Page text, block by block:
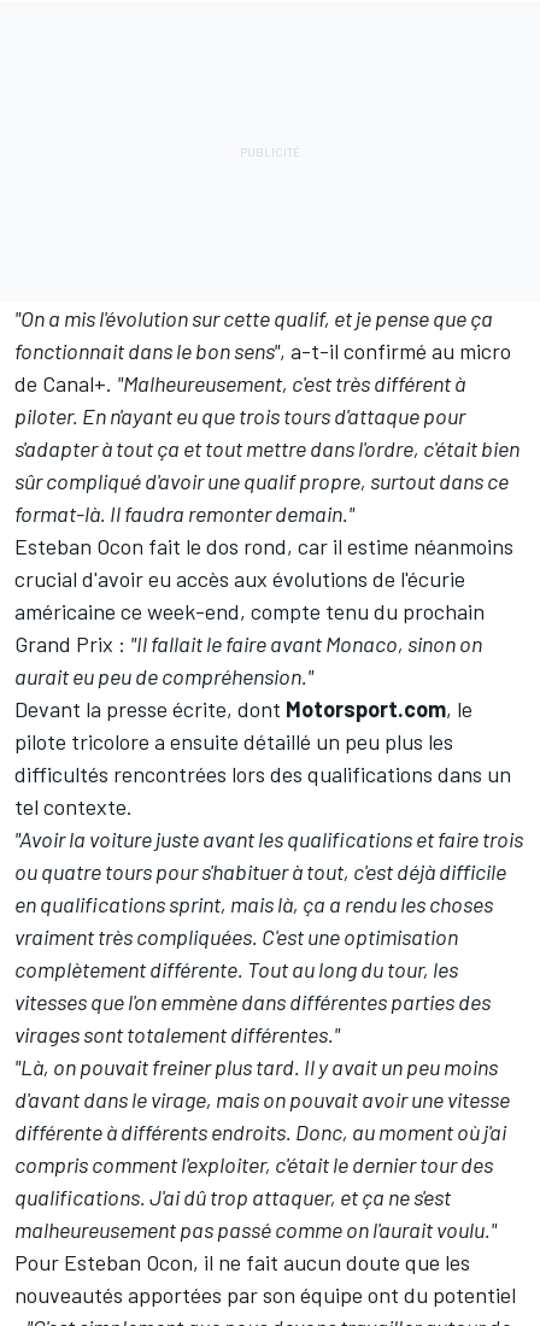
"On a mis l'évolution sur cette qualif, et je pense que ça
fonctionnait dans le bon sens", a-t-il confirmé au micro
de Canal+. "Malheureusement, c'est très différent à
piloter. En n'ayant eu que trois tours d'attaque pour
s'adapter à tout ça et tout mettre dans l'ordre, c'était bien
sûr compliqué d'avoir une qualif propre, surtout dans ce
format-là. Il faudra remonter demain."
Esteban Ocon fait le dos rond, car il estime néanmoins
crucial d'avoir eu accès aux évolutions de l'écurie
américaine ce week-end, compte tenu du prochain
Grand Prix : "Il fallait le faire avant Monaco, sinon on
aurait eu peu de compréhension."
Devant la presse écrite, dont Motorsport.com, le
pilote tricolore a ensuite détaillé un peu plus les
difficultés rencontrées lors des qualifications dans un
tel contexte.
"Avoir la voiture juste avant les qualifications et faire trois
ou quatre tours pour s'habituer à tout, c'est déjà difficile
en qualifications sprint, mais là, ça a rendu les choses
vraiment très compliquées. C'est une optimisation
complètement différente. Tout au long du tour, les
vitesses que l'on emmène dans différentes parties des
virages sont totalement différentes."
"Là, on pouvait freiner plus tard. Il y avait un peu moins
d'avant dans le virage, mais on pouvait avoir une vitesse
différente à différents endroits. Donc, au moment où j'ai
compris comment l'exploiter, c'était le dernier tour des
qualifications. J'ai dû trop attaquer, et ça ne s'est
malheureusement pas passé comme on l'aurait voulu."
Pour Esteban Ocon, il ne fait aucun doute que les
nouveautés apportées par son équipe ont du potentiel